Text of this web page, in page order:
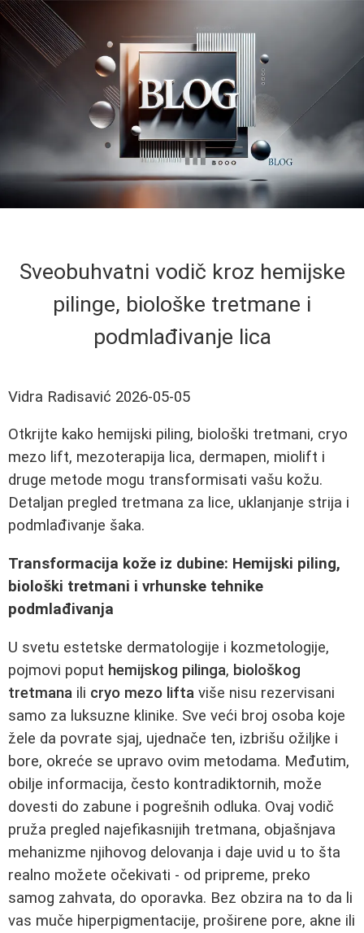
Sveobuhvatni vodič kroz hemijske
pilinge, biološke tretmane i
podmlađivanje lica
Vidra Radisavić 2026-05-05
Otkrijte kako hemijski piling, biološki tretmani, cryo
mezo lift, mezoterapija lica, dermapen, miolift i
druge metode mogu transformisati vašu kožu.
Detaljan pregled tretmana za lice, uklanjanje strija i
podmlađivanje šaka.
Transformacija kože iz dubine: Hemijski piling,
biološki tretmani i vrhunske tehnike
podmlađivanja
U svetu estetske dermatologije i kozmetologije,
pojmovi poput hemijskog pilinga, biološkog
tretmana ili cryo mezo lifta više nisu rezervisani
samo za luksuzne klinike. Sve veći broj osoba koje
žele da povrate sjaj, ujednače ten, izbrišu ožiljke i
bore, okreće se upravo ovim metodama. Međutim,
obilje informacija, često kontradiktornih, može
dovesti do zabune i pogrešnih odluka. Ovaj vodič
pruža pregled najefikasnijih tretmana, objašnjava
mehanizme njihovog delovanja i daje uvid u to šta
realno možete očekivati - od pripreme, preko
samog zahvata, do oporavka. Bez obzira na to da li
vas muče hiperpigmentacije, proširene pore, akne ili